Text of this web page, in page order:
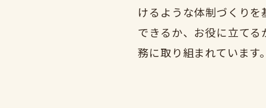
けるような体制づくり
できるか、お役に立て
務に取り組まれています。